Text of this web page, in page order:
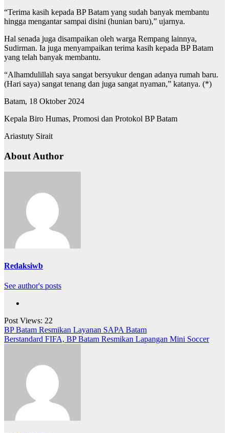
“Terima kasih kepada BP Batam yang sudah banyak membantu
hingga mengantar sampai disini (hunian baru),” ujarnya.
Hal senada juga disampaikan oleh warga Rempang lainnya,
Sudirman. Ia juga menyampaikan terima kasih kepada BP Batam
yang telah banyak membantu.
“Alhamdulillah saya sangat bersyukur dengan adanya rumah baru.
(Hari saya) sangat tenang dan juga sangat nyaman,” katanya. (*)
Batam, 18 Oktober 2024
Kepala Biro Humas, Promosi dan Protokol BP Batam
Ariastuty Sirait
About Author
Redaksiwb
See author's posts
Post Views: 22
Navigasi
pos
BP Batam Resmikan Layanan SAPA Batam
Berstandard FIFA, BP Batam Resmikan Lapangan Mini Soccer